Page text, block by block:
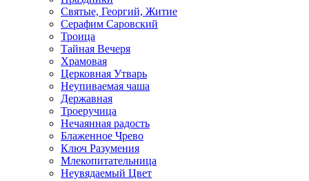
Святые, Георгий, Житие
Серафим Саровский
Троица
Тайная Вечеря
Храмовая
Церковная Утварь
Неупиваемая чаша
Державная
Троеручица
Нечаянная радость
Блаженное Чрево
Ключ Разумения
Млекопитательница
Неувядаемый Цвет